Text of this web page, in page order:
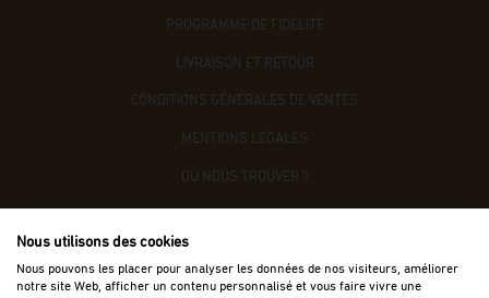
PROGRAMME DE FIDÉLITÉ
LIVRAISON ET RETOUR
CONDITIONS GÉNÉRALES DE VENTES
MENTIONS LÉGALES
OÙ NOUS TROUVER ?
Nous utilisons des cookies
Nous pouvons les placer pour analyser les données de nos visiteurs, améliorer
notre site Web, afficher un contenu personnalisé et vous faire vivre une